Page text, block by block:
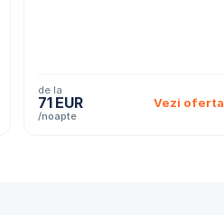
de la
71 EUR
/noapte
Vezi oferta